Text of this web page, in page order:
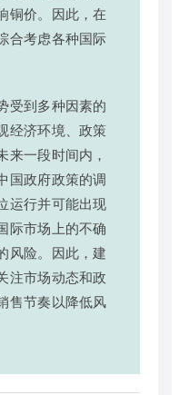
铜价。因此，在
合考虑各种国际
受到多种因素的
经济环境、政策
来一段时间内，
国政府政策的调
运行并可能出现
际市场上的不确
风险。因此，建
注市场动态和政
售节奏以降低风